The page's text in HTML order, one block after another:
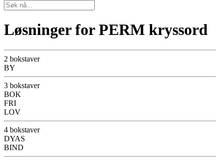
Løsninger for PERM kryssord
2 bokstaver
BY
3 bokstaver
BOK
FRI
LOV
4 bokstaver
DYAS
BIND